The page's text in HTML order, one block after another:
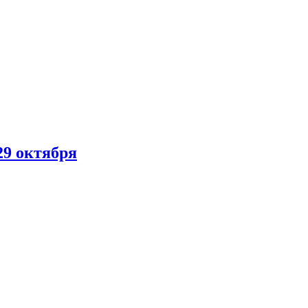
октября